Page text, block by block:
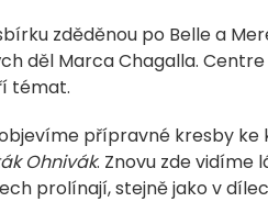
zděděnou po Belle a
děl Marca Chagalla.
témat.
přípravné kresby
Ohnivák. Znovu zde vidíme
prolínají, stejně jako v